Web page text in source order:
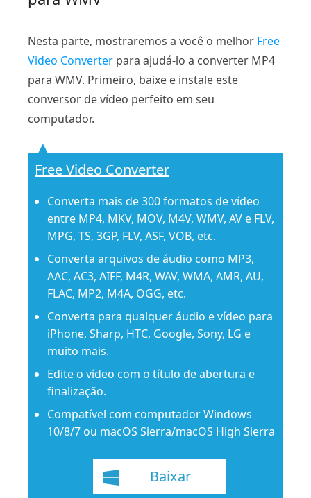
Nesta parte, mostraremos a você o melhor Free
Video Converter para ajudá-lo a converter MP4
para WMV. Primeiro, baixe e instale este
conversor de vídeo perfeito em seu
computador.
Free Video Converter
Converta mais de 300 formatos de vídeo
entre MP4, MKV, MOV, M4V, WMV, AV e FLV,
MPG, TS, 3GP, FLV, ASF, VOB, etc.
Converta arquivos de áudio como MP3,
AAC, AC3, AIFF, M4R, WAV, WMA, AMR, AU,
FLAC, MP2, M4A, OGG, etc.
Converta para qualquer áudio e vídeo para
iPhone, Sharp, HTC, Google, Sony, LG e
muito mais.
Edite o vídeo com o título de abertura e
finalização.
Compatível com computador Windows
10/8/7 ou macOS Sierra/macOS High Sierra
Baixar